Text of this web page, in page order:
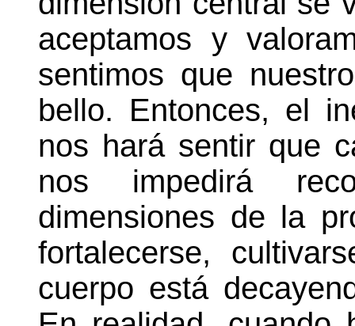
aceptamos y
sentimos que
bello. Entonces, el
nos hará sentir que
nos impedirá
dimensiones de la
fortalecerse,
cuerpo está